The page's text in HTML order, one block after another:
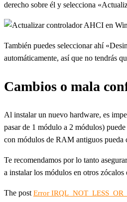
derecho sobre él y selecciona
También puedes seleccionar ahí
automáticamente, así que no tendrás
Cambios o mala
Al instalar un nuevo hardware, es
pasar de 1 módulo a 2 módulos)
con módulos de RAM antiguos pueda
Te recomendamos por lo tanto
a instalar los módulos en otros
The post Error